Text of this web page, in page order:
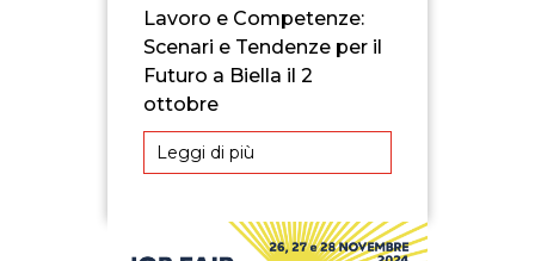
Lavoro e Competenze:
Scenari e Tendenze per il
Futuro a Biella il 2
ottobre
Leggi di più